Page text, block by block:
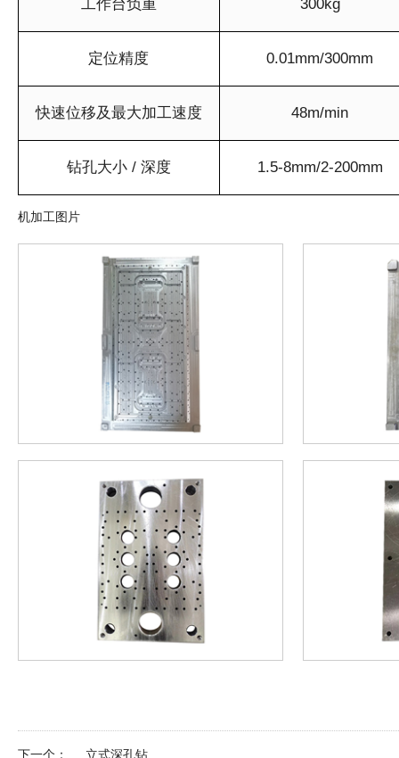
工作台负重 300kg
定位精度 0.01mm/300mm
快速位移及最大加工速度 48m/min
钻孔大小 / 深度 1.5-8mm/2-200mm
机加工图片
下一个： 立式深孔钻